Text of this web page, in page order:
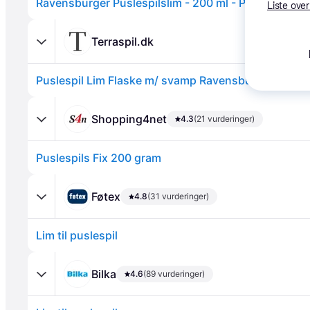
Terraspil.dk
Shopping4net 4.3(21 vurderinger)
Puslespils Fix 200 gram
Føtex 4.8(31 vurderinger)
Lim til puslespil
Bilka 4.6(89 vurderinger)
Liste